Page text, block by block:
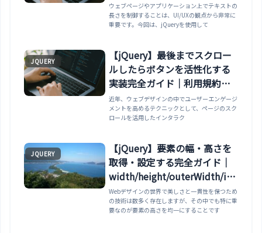
ウェブページやアプリケーション上でテキストの
長さを制御することは、UI/UXの観点から非常に
重要です。今回は、jQueryを使用して
JQUERY
【jQuery】最後までスクロー
ルしたらボタンを活性化する
実装完全ガイド｜利用規約・
同意ボタン対応
近年、ウェブデザインの中でユーザーエンゲージ
メントを高めるテクニックとして、ページのスク
ロールを活用したインタラク
JQUERY
【jQuery】要素の幅・高さを
取得・設定する完全ガイド｜
width/height/outerWidth/inn
erWidth全解説
Webデザインの世界で美しさと一貫性を保つため
の技術は数多く存在しますが、その中でも特に重
要なのが要素の高さを均一にすることです